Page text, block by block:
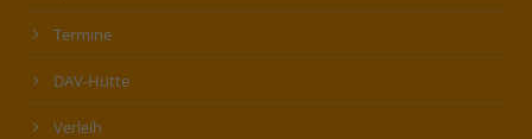
Termine
DAV-Hütte
Verleih